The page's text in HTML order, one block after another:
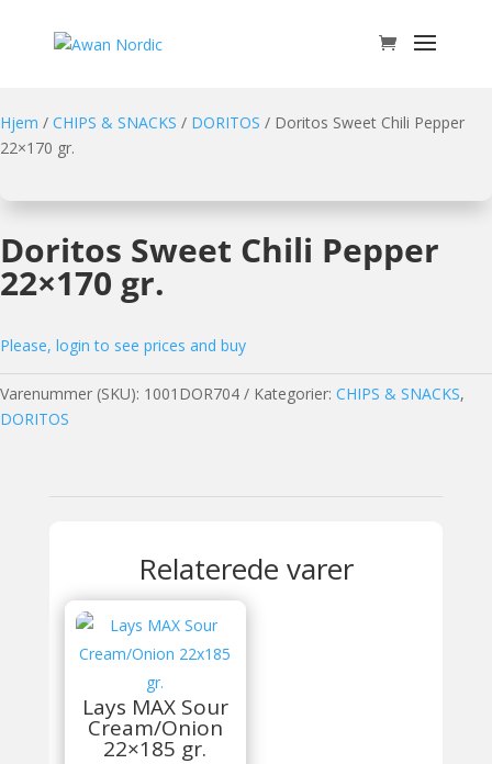
Hjem / CHIPS & SNACKS / DORITOS / Doritos Sweet Chili Pepper
22×170 gr.
Doritos Sweet Chili Pepper
22×170 gr.
Please, login to see prices and buy
Varenummer (SKU): 1001DOR704 Kategorier: CHIPS & SNACKS,
DORITOS
Relaterede varer
Lays MAX Sour
Cream/Onion
22×185 gr.